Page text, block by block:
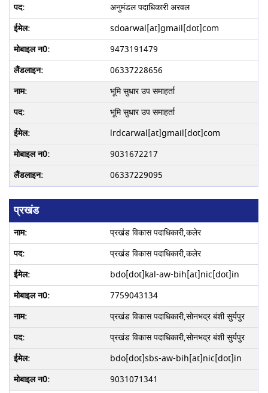
अनुमंडल पदाधिकारी अरवल
sdoarwal[at]gmail[dot]com
9473191479
06337228656
भूमि सुधार उप समाहर्ता
भूमि सुधार उप समाहर्ता
lrdcarwal[at]gmail[dot]com
9031672217
06337229095
प्रखंड
प्रखंड विकास पदाधिकारी,कलेर
प्रखंड विकास पदाधिकारी,कलेर
bdo[dot]kal-aw-bih[at]nic[dot]in
7759043134
प्रखंड विकास पदाधिकारी,सोनभद्र बंशी सुर्यपुर
प्रखंड विकास पदाधिकारी,सोनभद्र बंशी सुर्यपुर
bdo[dot]sbs-aw-bih[at]nic[dot]in
9031071341